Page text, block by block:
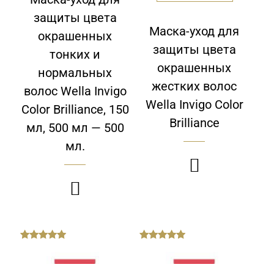
защиты цвета
окрашенных
тонких и
нормальных
волос Wella Invigo
Color Brilliance, 150
мл, 500 мл — 500
мл.

Маска-уход для
защиты цвета
окрашенных
жестких волос
Wella Invigo Color
Brilliance
